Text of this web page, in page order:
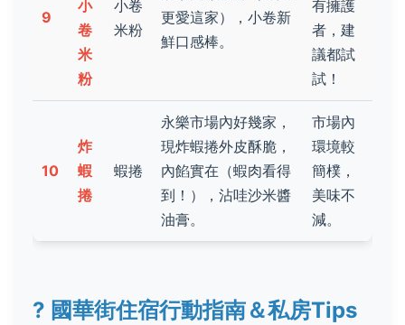
9
小
卷
米
粉
小卷
米粉
更愛這家），小卷新
鮮口感棒。
有擁護
者，建
議都試
試！
10
炸
蝦
捲
蝦捲
永樂市場內好幾家，
現炸蝦捲外皮酥脆，
內餡實在（蝦肉看得
到！），沾哇沙米醬
油膏。
市場內
環境較
簡樸，
美味不
減。
? 國華街住宿行動指南＆私房Tips